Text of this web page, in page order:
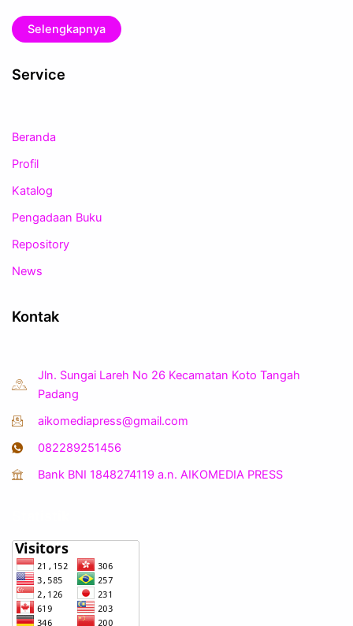
Selengkapnya
Service
Beranda
Profil
Katalog
Pengadaan Buku
Repository
News
Kontak
Jln. Sungai Lareh No 26 Kecamatan Koto Tangah
Padang
aikomediapress@gmail.com
082289251456
Bank BNI 1848274119 a.n. AIKOMEDIA PRESS